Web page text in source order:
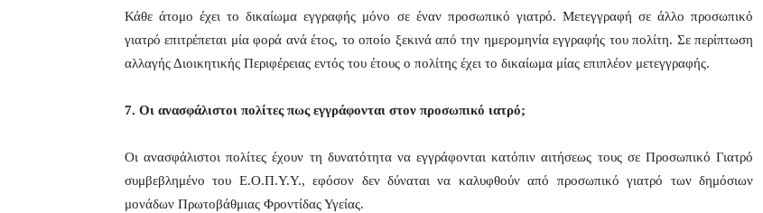
Κάθε άτομο έχει το δικαίωμα εγγραφής μόνο σε έναν προσωπικό γιατρό. Μετεγγραφή σε άλλο προσωπικό
γιατρό επιτρέπεται μία φορά ανά έτος, το οποίο ξεκινά από την ημερομηνία εγγραφής του πολίτη. Σε περίπτωση
αλλαγής Διοικητικής Περιφέρειας εντός του έτους ο πολίτης έχει το δικαίωμα μίας επιπλέον μετεγγραφής.
7. Οι ανασφάλιστοι πολίτες πως εγγράφονται στον προσωπικό ιατρό;
Οι ανασφάλιστοι πολίτες έχουν τη δυνατότητα να εγγράφονται κατόπιν αιτήσεως τους σε Προσωπικό Γιατρό
συμβεβλημένο του Ε.Ο.Π.Υ.Υ., εφόσον δεν δύναται να καλυφθούν από προσωπικό γιατρό των δημόσιων
μονάδων Πρωτοβάθμιας Φροντίδας Υγείας.